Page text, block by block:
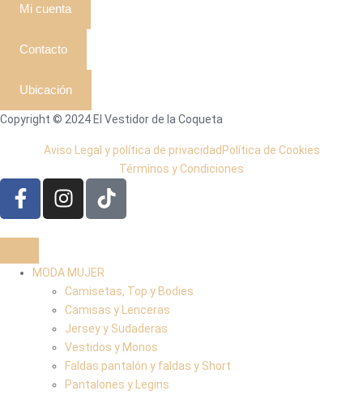
Mi cuenta
Contacto
Ubicación
Copyright © 2024 El Vestidor de la Coqueta
Aviso Legal y política de privacidad Política de Cookies
Términos y Condiciones
MODA MUJER
Camisetas, Top y Bodies
Camisas y Lenceras
Jersey y Sudaderas
Vestidos y Monos
Faldas pantalón y faldas y Short
Pantalones y Legins